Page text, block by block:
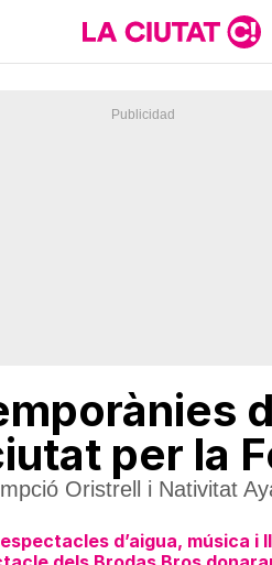
per la
Oristrell i Nativitat
d’aigua, música i